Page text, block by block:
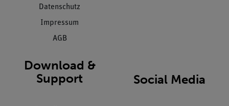
Datenschutz
Impressum
AGB
Download &
Support
Social Media